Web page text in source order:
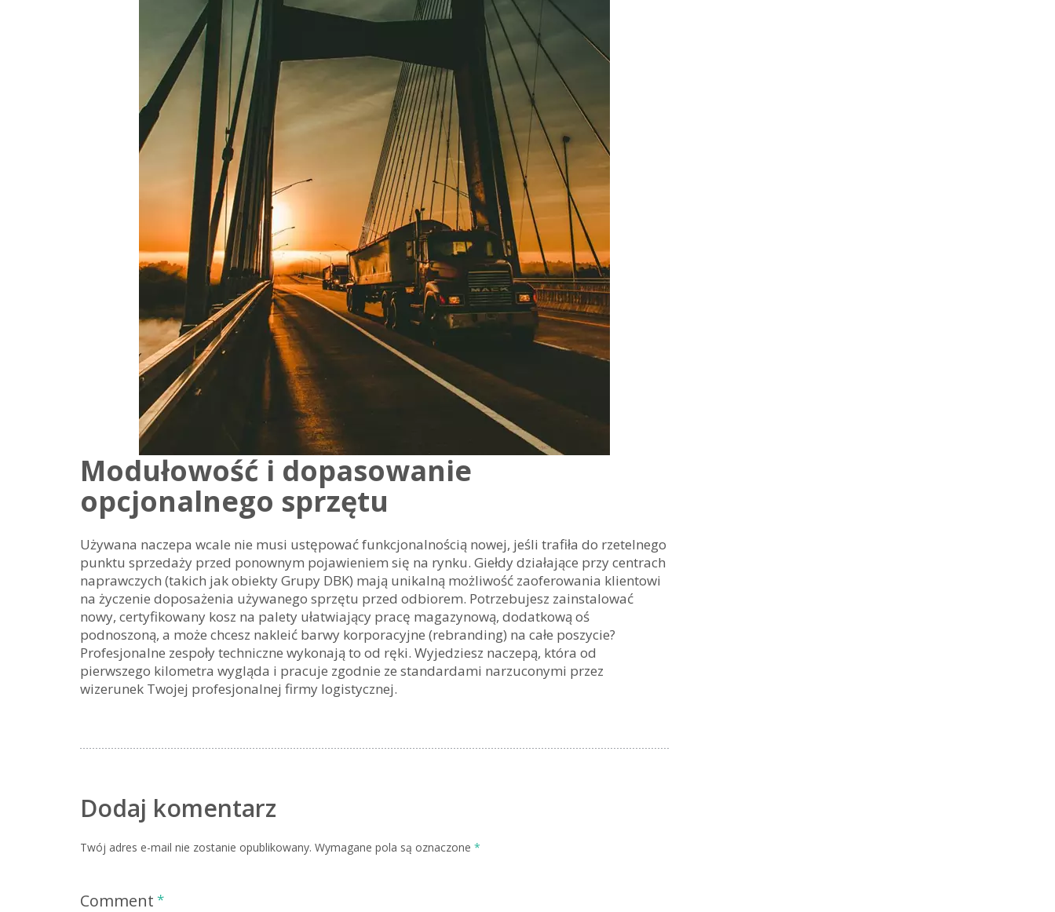
Modułowość i dopasowanie
opcjonalnego sprzętu
Używana naczepa wcale nie musi ustępować funkcjonalnością nowej, jeśli trafiła do rzetelnego
punktu sprzedaży przed ponownym pojawieniem się na rynku. Giełdy działające przy centrach
naprawczych (takich jak obiekty Grupy DBK) mają unikalną możliwość zaoferowania klientowi
na życzenie doposażenia używanego sprzętu przed odbiorem. Potrzebujesz zainstalować
nowy, certyfikowany kosz na palety ułatwiający pracę magazynową, dodatkową oś
podnoszoną, a może chcesz nakleić barwy korporacyjne (rebranding) na całe poszycie?
Profesjonalne zespoły techniczne wykonają to od ręki. Wyjedziesz naczepą, która od
pierwszego kilometra wygląda i pracuje zgodnie ze standardami narzuconymi przez
wizerunek Twojej profesjonalnej firmy logistycznej.
Dodaj komentarz
Twój adres e-mail nie zostanie opublikowany. Wymagane pola są oznaczone *
Comment *